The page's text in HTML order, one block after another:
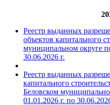
Реестр выданных
объектов капитального
муниципальном округе
30.06.2026 г.
Реестр выданных
капитального
Беловском
01.01.2026 г. по